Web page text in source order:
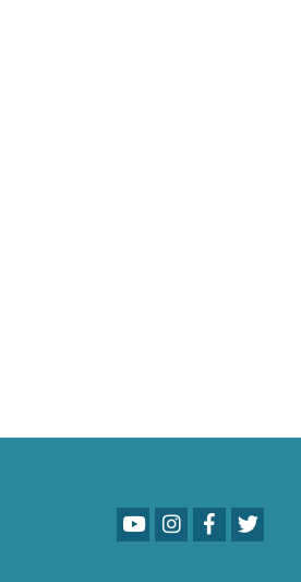
YoutubeLinkedInFacebook